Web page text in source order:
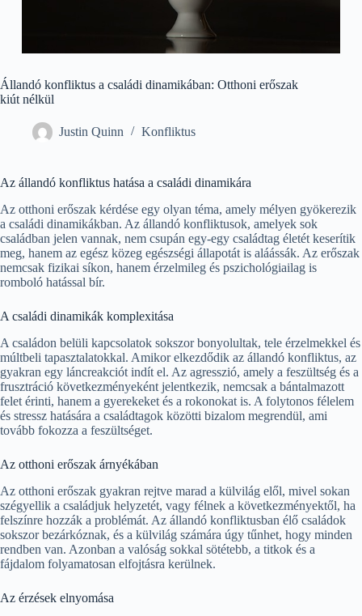
Állandó konfliktus a családi dinamikában: Otthoni erőszak
kiút nélkül
Justin Quinn Konfliktus
Az állandó konfliktus hatása a családi dinamikára
Az otthoni erőszak kérdése egy olyan téma, amely mélyen gyökerezik
a családi dinamikákban. Az állandó konfliktusok, amelyek sok
családban jelen vannak, nem csupán egy-egy családtag életét keserítik
meg, hanem az egész közeg egészségi állapotát is aláássák. Az erőszak
nemcsak fizikai síkon, hanem érzelmileg és pszichológiailag is
romboló hatással bír.
A családi dinamikák komplexitása
A családon belüli kapcsolatok sokszor bonyolultak, tele érzelmekkel és
múltbeli tapasztalatokkal. Amikor elkezdődik az állandó konfliktus, az
gyakran egy láncreakciót indít el. Az agresszió, amely a feszültség és a
frusztráció következményeként jelentkezik, nemcsak a bántalmazott
felet érinti, hanem a gyerekeket és a rokonokat is. A folytonos félelem
és stressz hatására a családtagok közötti bizalom megrendül, ami
tovább fokozza a feszültséget.
Az otthoni erőszak árnyékában
Az otthoni erőszak gyakran rejtve marad a külvilág elől, mivel sokan
szégyellik a családjuk helyzetét, vagy félnek a következményektől, ha
felszínre hozzák a problémát. Az állandó konfliktusban élő családok
sokszor bezárkóznak, és a külvilág számára úgy tűnhet, hogy minden
rendben van. Azonban a valóság sokkal sötétebb, a titkok és a
fájdalom folyamatosan elfojtásra kerülnek.
Az érzések elnyomása